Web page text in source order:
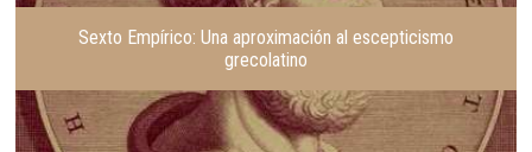
Sexto Empírico: Una aproximación al escepticismo
grecolatino